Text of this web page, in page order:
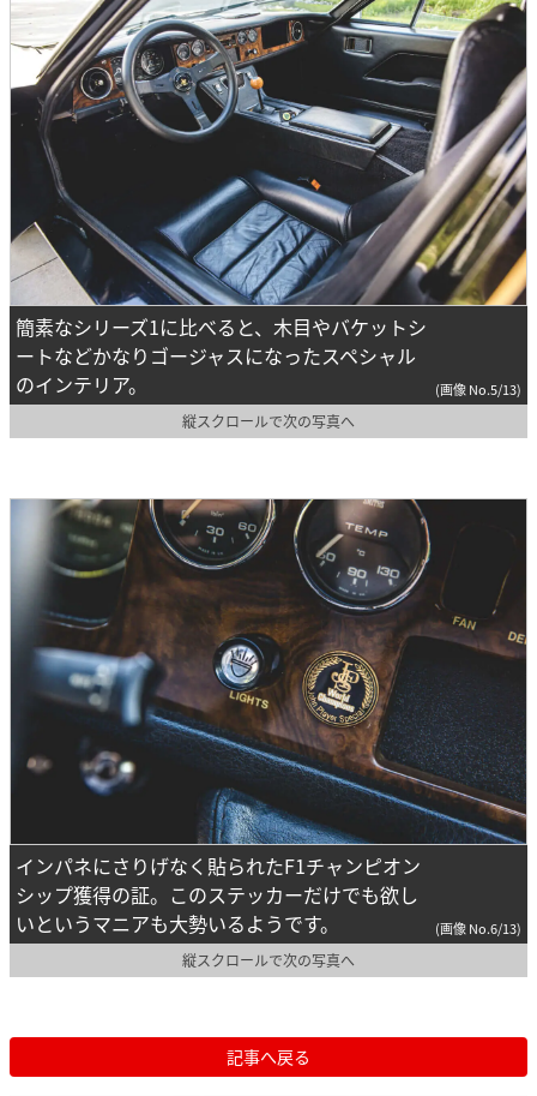
簡素なシリーズ1に比べると、木目やバケットシ
ートなどかなりゴージャスになったスペシャル
のインテリア。
(画像 No.5/13)
縦スクロールで次の写真へ
インパネにさりげなく貼られたF1チャンピオン
シップ獲得の証。このステッカーだけでも欲し
いというマニアも大勢いるようです。
(画像 No.6/13)
縦スクロールで次の写真へ
記事へ戻る